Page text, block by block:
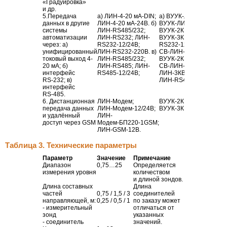
«Градуировка»
и др.
5.Передача
данных в другие
системы
автоматизации
через: a)
унифицированный
токовый выход 4-
20 мА; б)
интерфейс
RS-232; в)
интерфейс
RS-485
а) ЛИН-4-20 мА-DIN;
ЛИН-4-20 мА-24В . б)
ЛИН-RS485/232;
ЛИН-RS232; ЛИН-
RS232-12/24В;
ЛИН-RS232-220В . в)
ЛИН-RS485/232;
ЛИН-RS485; ЛИН-
RS485-12/24В;
а) ВУУК-
ВУУК-ЛИН-4-20
ВУУК-2КВ-
ВУУК-3КВ-СВ-ЛИН-
RS232-12
СВ-ЛИН-RS232-220В
ВУУК-2КВ-
СВ-ЛИН-RS485Modbus
ЛИН-3КВ-СВ-
ЛИН-RS485Modbus-12
6. Дистанционная
передача данных
и удалённый
доступ через GSM
ЛИН-Модем;
ЛИН-Модем-12/24В;
ЛИН-
Модем-БП220-1GSM;
ЛИН-GSM-12В
ВУУК-2КВ-
ВУУК-3КВ-
Таблица 3. Технические параметры
Параметр Значение
Примечание
Диапазон
измерения уровня
0,75…25
Определяется
количеством
и длиной зондов.
Длина составных
частей
направляющей, м:
- измерительный
зонд
- соединитель
0,75 / 1,5 / 3
0,25 / 0,5 / 1
Длина
соединителей
по заказу может
отличаться от
указанных
значений.